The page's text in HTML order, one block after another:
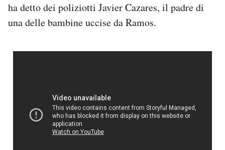
ha detto dei poliziotti Javier Cazares, il padre di
una delle bambine uccise da Ramos.